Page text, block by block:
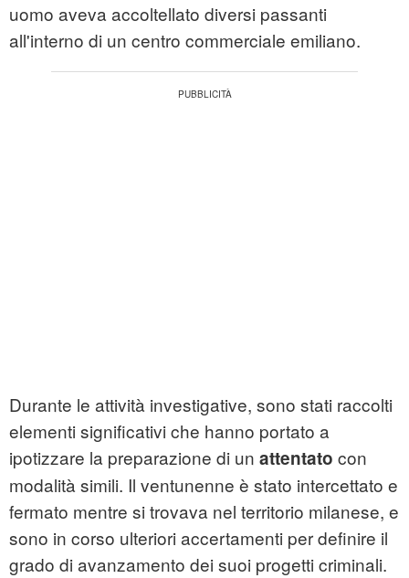
uomo aveva accoltellato diversi passanti
all'interno di un centro commerciale emiliano.
Durante le attività investigative, sono stati raccolti
elementi significativi che hanno portato a
ipotizzare la preparazione di un attentato con
modalità simili. Il ventunenne è stato intercettato e
fermato mentre si trovava nel territorio milanese, e
sono in corso ulteriori accertamenti per definire il
grado di avanzamento dei suoi progetti criminali.